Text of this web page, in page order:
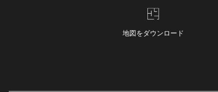
地図をダウンロード